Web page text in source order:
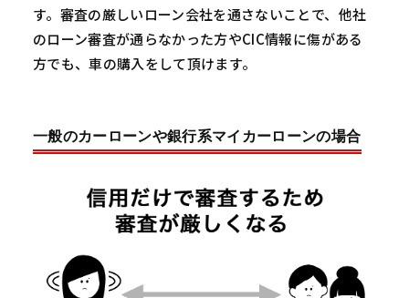
す。審査の厳しいローン会社を通さないことで、他社
のローン審査が通らなかった方やCIC情報に傷がある
方でも、車の購入をして頂けます。
一般のカーローンや銀行系マイカーローンの場合